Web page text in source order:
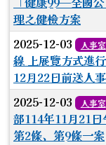
理之健檢方案
2025-12-03 人事室
線 上展覽方式進
12月22日前送人
2025-12-03 人事室
部114年11月21日
第2條、第9條一案